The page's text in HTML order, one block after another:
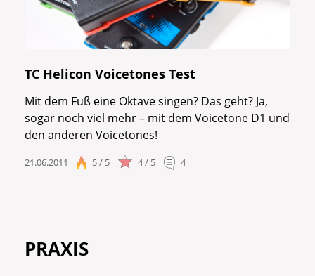
TC Helicon Voicetones Test
Mit dem Fuß eine Oktave singen? Das geht? Ja,
sogar noch viel mehr – mit dem Voicetone D1 und
den anderen Voicetones!
21.06.2011 5 / 5 4 / 5 4
PRAXIS